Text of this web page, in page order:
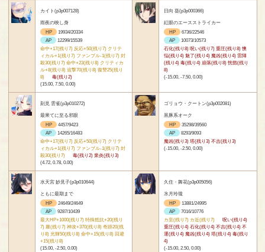
カイト(p3p007128)
雨夜の映し身
HP
19934/20334
AP
12299/15539
命中+17(残り7) 反応+50(残り7) クリテ
ィカル+1(残り7) ファンブル-1(残り7) 封
殺30(残り7) 命中+23(残り8) クリティカ
ル+8(残り8) 追撃70(残り8) 復讐25(残り
8)
毒(残り2)
(15.00, 7.50, 0.00)
日向 葵(p3p000366)
紅眼のエースストライカー
HP
6736/22546
AP
10073/10573
石化(残り8) 呪い(残り7) 重圧(残り8) 懊
悩(残り4) 魅了(残り4) 魔凶(残り4) 雷陣
(残り4) 毒(残り4) 崩落(残り8) 恍惚(残り
8)
(-15.00, -7.50, 0.00)
刻見 雲雀(p3p010272)
最果てに至る邪眼
HP
4457/9423
AP
14265/16483
命中+17(残り7) 反応+50(残り7) クリテ
ィカル+1(残り7) ファンブル-1(残り7) 封
殺30(残り7)
毒(残り2) 業炎(残り3)
(4.72, 0.78, 0.00)
ゴリョウ・クートン(p3p002081)
黒豚系オーク
HP
35298/39560
AP
8293/9093
魔凶(残り3) 塔(残り3) 不吉(残り3)
(-15.00, -2.50, 0.00)
水天宮 妙見子(p3p010644)
ともに最期まで
HP
24649/24649
AP
9287/10439
最大HP+1000(残り7) 特殊抵抗+20(残り
7) 棘(残り7) 神攻+370(残り8) 奇跡20(残
り8) 光輝50(残り8) 命中+15(残り8) 回避
+15(残り8)
(15.00, -2.50, 0.00)
久住・舞花(p3p005056)
氷月玲瓏
HP
13881/24995
AP
7016/10776
カ至(残り7) カ近(残り7)
呪い(残り4)
重圧(残り4) 石化(残り4) 不吉(残り4) 不
運(残り4) 魔凶(残り4) 塔(残り4) 毒(残り
4)
(-15.00, 2.50, 0.00)